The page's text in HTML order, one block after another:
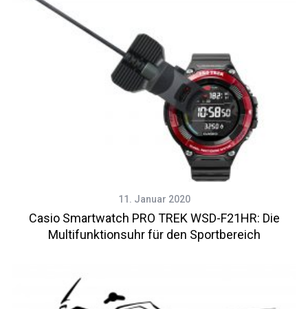
11. Januar 2020
Casio Smartwatch PRO TREK WSD-F21HR: Die
Multifunktionsuhr für den Sportbereich